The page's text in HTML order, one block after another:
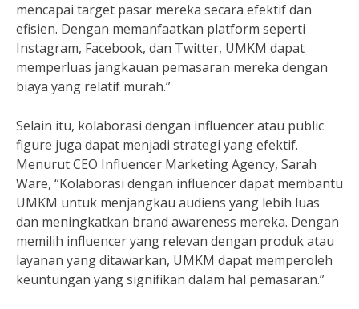
mencapai target pasar mereka secara efektif dan
efisien. Dengan memanfaatkan platform seperti
Instagram, Facebook, dan Twitter, UMKM dapat
memperluas jangkauan pemasaran mereka dengan
biaya yang relatif murah.”
Selain itu, kolaborasi dengan influencer atau public
figure juga dapat menjadi strategi yang efektif.
Menurut CEO Influencer Marketing Agency, Sarah
Ware, “Kolaborasi dengan influencer dapat membantu
UMKM untuk menjangkau audiens yang lebih luas
dan meningkatkan brand awareness mereka. Dengan
memilih influencer yang relevan dengan produk atau
layanan yang ditawarkan, UMKM dapat memperoleh
keuntungan yang signifikan dalam hal pemasaran.”